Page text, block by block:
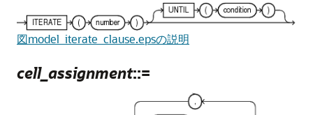
図model_iterate_clause.epsの説明
cell_assignment::=